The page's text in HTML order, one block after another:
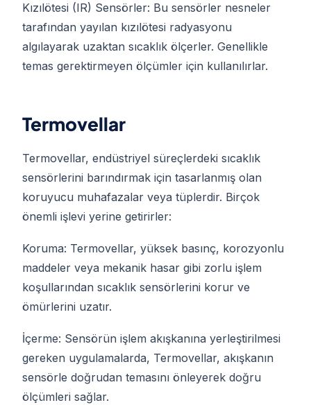
Kızılötesi (IR) Sensörler: Bu sensörler nesneler
tarafından yayılan kızılötesi radyasyonu
algılayarak uzaktan sıcaklık ölçerler. Genellikle
temas gerektirmeyen ölçümler için kullanılırlar.
Termovellar
Termovellar, endüstriyel süreçlerdeki sıcaklık
sensörlerini barındırmak için tasarlanmış olan
koruyucu muhafazalar veya tüplerdir. Birçok
önemli işlevi yerine getirirler:
Koruma: Termovellar, yüksek basınç, korozyonlu
maddeler veya mekanik hasar gibi zorlu işlem
koşullarından sıcaklık sensörlerini korur ve
ömürlerini uzatır.
İçerme: Sensörün işlem akışkanına yerleştirilmesi
gereken uygulamalarda, Termovellar, akışkanın
sensörle doğrudan temasını önleyerek doğru
ölçümleri sağlar.